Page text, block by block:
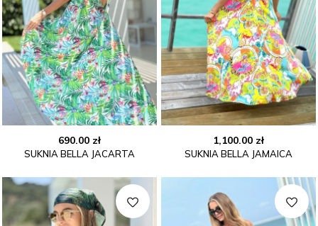
690.00 zł
SUKNIA BELLA JACARTA
1,100.00 zł
SUKNIA BELLA JAMAICA